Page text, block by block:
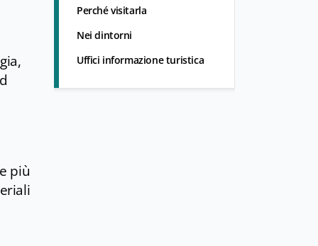
Perché visitarla
Nei dintorni
Uffici informazione turistica
più